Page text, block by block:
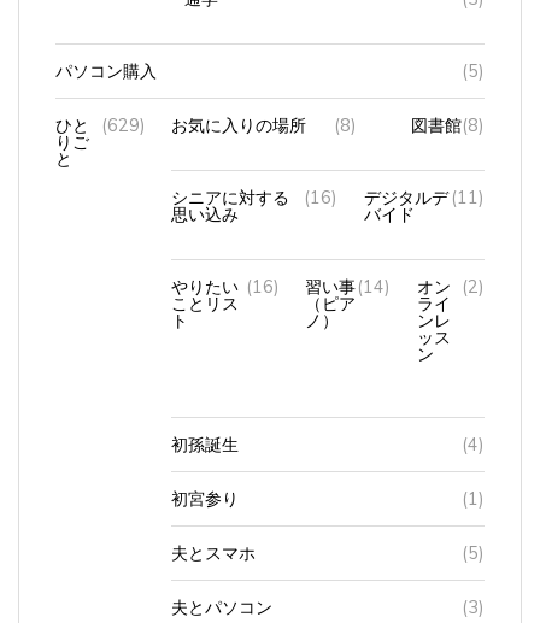
パソコン購入 (5)
りご
と
(629) お気に入りの場所 (8) 図書館 (8)
シニアに対する
思い込み
(16) デジタルデ
バイド
(11)
やりたい
ことリス
ト
(16) 習い事
（ピア
ノ）
(14)
ライ
ンレ
ッス
ン
(2)
初孫誕生 (4)
初宮参り (1)
夫とスマホ (5)
夫とパソコン (3)